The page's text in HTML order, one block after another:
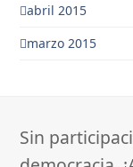
abril 2015
marzo 2015
Sin